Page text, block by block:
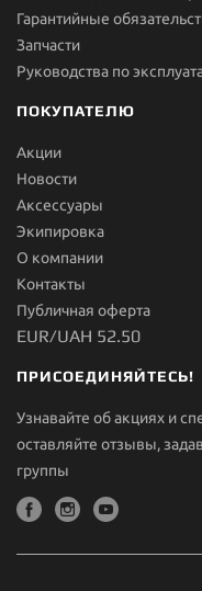
Гарантийные
Запчасти
Руководства по
ПОКУПАТЕЛЮ
Акции
Новости
Aксессуары
Экипировка
О компании
Контакты
Публичная оферта
EUR/UAH 52.50
ПРИСОЕДИНЯЙТЕСЬ!
Узнавайте об акциях и
оставляйте отзывы,
группы